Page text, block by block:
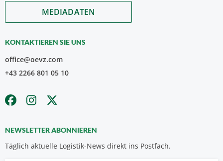
MEDIADATEN
KONTAKTIEREN SIE UNS
office@oevz.com
+43 2266 801 05 10
NEWSLETTER ABONNIEREN
Täglich aktuelle Logistik-News direkt ins Postfach.